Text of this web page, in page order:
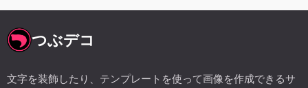
つぶデコ
文字を装飾したり、テンプレートを使って画像を作成できるサ